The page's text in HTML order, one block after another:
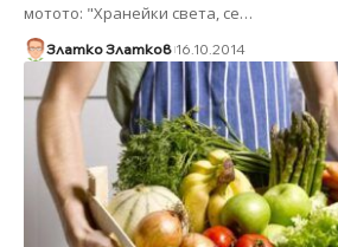
мотото: "Хранейки света, се…
Златко Златков 16.10.2014